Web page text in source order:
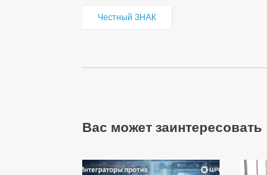
Честный ЗНАК
Вас может заинтересовать